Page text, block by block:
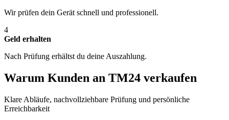
Wir prüfen dein Gerät schnell und professionell.
4
Geld erhalten
Nach Prüfung erhältst du deine Auszahlung.
Warum Kunden an TM24 verkaufen
Klare Abläufe, nachvollziehbare Prüfung und persönliche
Erreichbarkeit